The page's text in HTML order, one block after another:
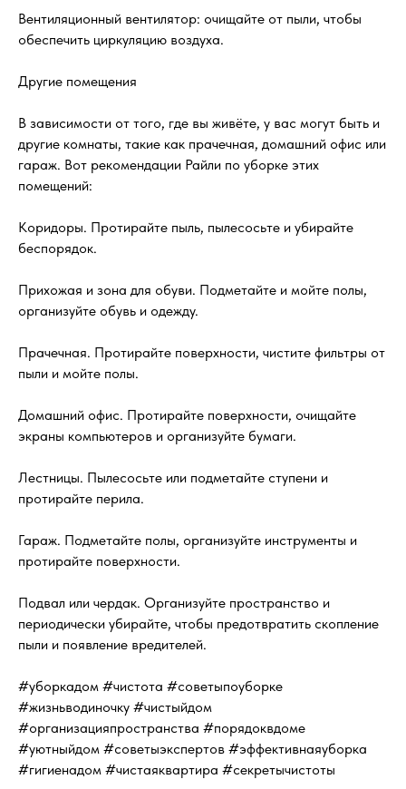
Вентиляционный вентилятор: очищайте от пыли, чтобы
обеспечить циркуляцию воздуха.
Другие помещения
В зависимости от того, где вы живёте, у вас могут быть и
другие комнаты, такие как прачечная, домашний офис или
гараж. Вот рекомендации Райли по уборке этих
помещений:
Коридоры. Протирайте пыль, пылесосьте и убирайте
беспорядок.
Прихожая и зона для обуви. Подметайте и мойте полы,
организуйте обувь и одежду.
Прачечная. Протирайте поверхности, чистите фильтры от
пыли и мойте полы.
Домашний офис. Протирайте поверхности, очищайте
экраны компьютеров и организуйте бумаги.
Лестницы. Пылесосьте или подметайте ступени и
протирайте перила.
Гараж. Подметайте полы, организуйте инструменты и
протирайте поверхности.
Подвал или чердак. Организуйте пространство и
периодически убирайте, чтобы предотвратить скопление
пыли и появление вредителей.
#уборкадом #чистота #советыпоуборке
#жизньводиночку #чистыйдом
#организацияпространства #порядоквдоме
#уютныйдом #советыэкспертов #эффективнаяуборка
#гигиенадом #чистаяквартира #секретычистоты